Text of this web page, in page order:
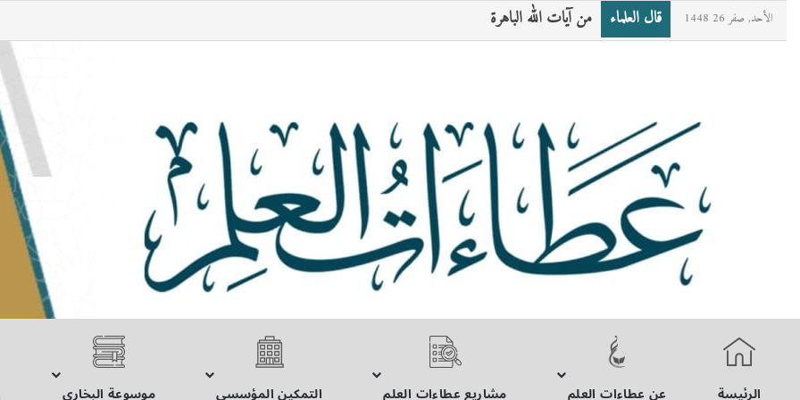
الأحد, صفر 26 1448 قال العلماء من آيات الله الباهرة
الرئيسة عن عطاءات العلم مشاريع عطاءات العلم التمكين المؤسسي موسوعة البخاري